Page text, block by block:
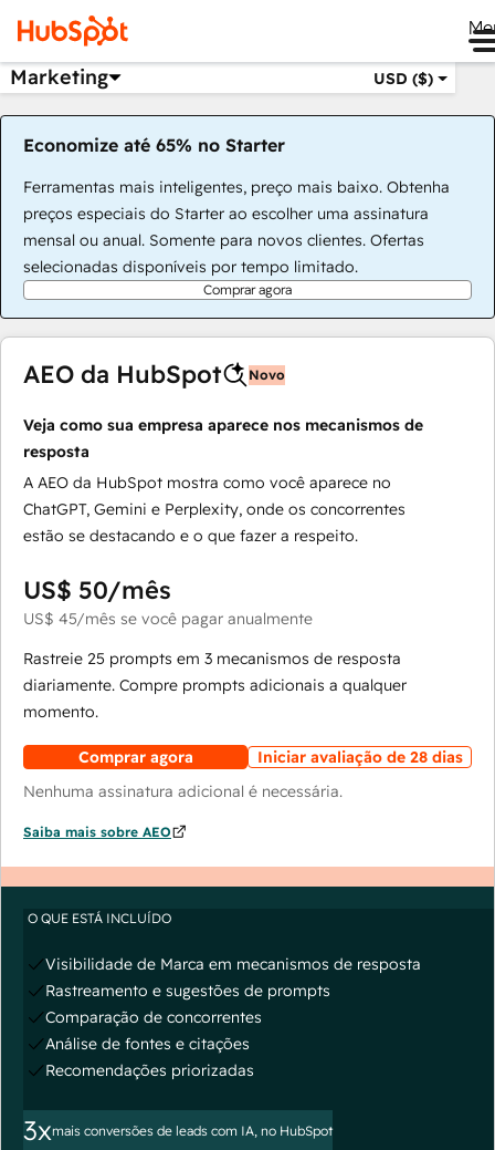
Marketing USD ($)
Economize até 65% no Starter
Ferramentas mais inteligentes, preço mais baixo. Obtenha
preços especiais do Starter ao escolher uma assinatura
mensal ou anual. Somente para novos clientes. Ofertas
selecionadas disponíveis por tempo limitado.
Comprar agora
AEO da HubSpot Novo
Veja como sua empresa aparece nos mecanismos de
resposta
A AEO da HubSpot mostra como você aparece no
ChatGPT, Gemini e Perplexity, onde os concorrentes
estão se destacando e o que fazer a respeito.
US$ 50/mês
US$ 45/mês se você pagar anualmente
Rastreie 25 prompts em 3 mecanismos de resposta
diariamente. Compre prompts adicionais a qualquer
momento.
Comprar agora
Iniciar avaliação de 28 dias
Nenhuma assinatura adicional é necessária.
Saiba mais sobre AEO
O QUE ESTÁ INCLUÍDO
Visibilidade de Marca em mecanismos de resposta
Rastreamento e sugestões de prompts
Comparação de concorrentes
Análise de fontes e citações
Recomendações priorizadas
3xmais conversões de leads com IA, no HubSpot